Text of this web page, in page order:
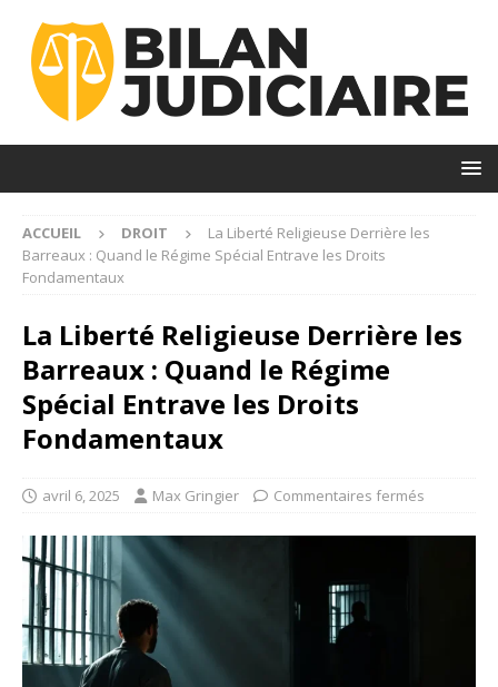
ACCUEIL DROIT
La Liberté Religieuse Derrière les
Barreaux : Quand le Régime Spécial Entrave les Droits
Fondamentaux
La Liberté Religieuse Derrière les
Barreaux : Quand le Régime
Spécial Entrave les Droits
Fondamentaux
avril 6, 2025 Max Gringier Commentaires fermés